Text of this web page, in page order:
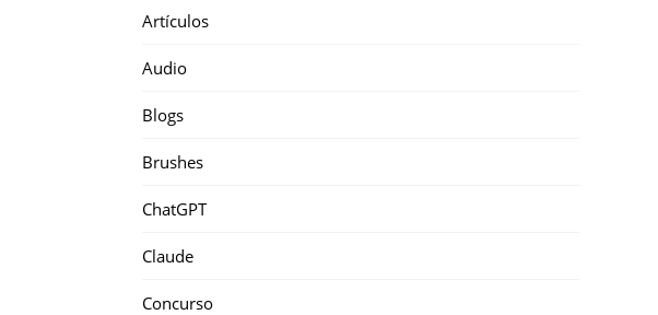
Artículos
Audio
Blogs
Brushes
ChatGPT
Claude
Concurso